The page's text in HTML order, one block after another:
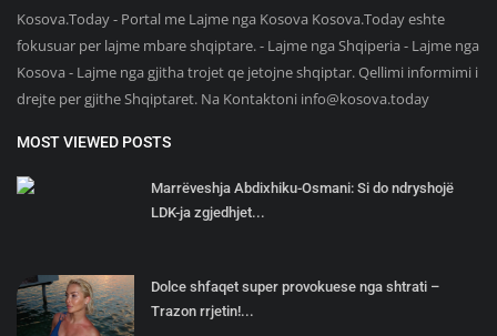
Kosova.Today - Portal me Lajme nga Kosova Kosova.Today eshte
fokusuar per lajme mbare shqiptare. - Lajme nga Shqiperia - Lajme nga
Kosova - Lajme nga gjitha trojet qe jetojne shqiptar. Qellimi informimi i
drejte per gjithe Shqiptaret. Na Kontaktoni info@kosova.today
MOST VIEWED POSTS
Marrëveshja Abdixhiku-Osmani: Si do ndryshojë
LDK-ja zgjedhjet...
Dolce shfaqet super provokuese nga shtrati –
Trazon rrjetin!...